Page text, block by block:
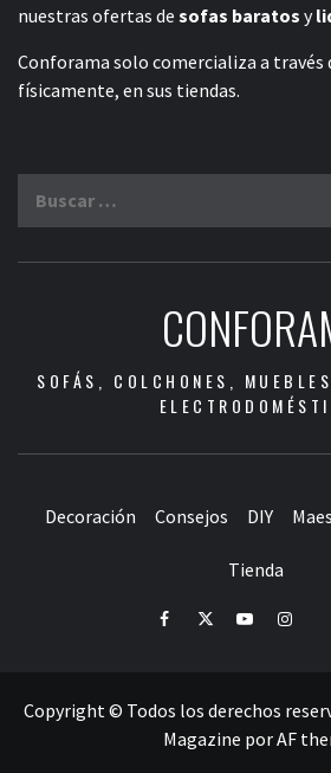
nuestras ofertas de sofas baratos y
Conforama solo comercializa a través
físicamente, en sus tiendas.
SOFÁS, COLCHONES,
Decoración Consejos DIY
Tienda
FacebookTwitterYoutube
Copyright © Todos los derechos
Magazine porAF